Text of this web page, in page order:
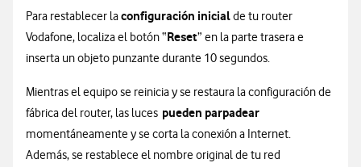
Para restablecer laconfiguración inicialde tu router
Vodafone, localiza el botón “Reset” en la parte trasera e
inserta un objeto punzante durante 10 segundos.
Mientras el equipo se reinicia y se restaura la configuración de
fábrica del router, las luces pueden parpadear
momentáneamente y se corta la conexión a Internet.
Además, se restablece el nombre original de tu red